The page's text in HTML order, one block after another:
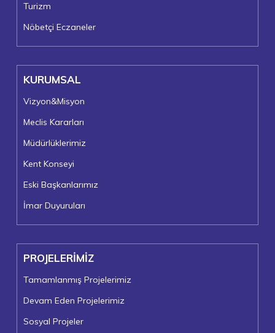
Turizm
Nöbetçi Eczaneler
KURUMSAL
Vizyon&Misyon
Meclis Kararları
Müdürlüklerimiz
Kent Konseyi
Eski Başkanlarımız
İmar Duyuruları
PROJELERİMİZ
Tamamlanmış Projelerimiz
Devam Eden Projelerimiz
Sosyal Projeler